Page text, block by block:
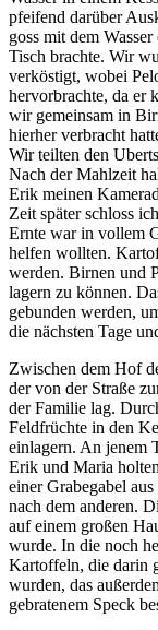
pfeifend darüber
goss mit dem
Tisch brachte. Wir
verköstigt, wobei
hervorbrachte, da er
wir gemeinsam in
hierher verbracht
Wir teilten den
Nach der Mahlzeit
Erik meinen
Zeit später schloss
Ernte war in vollem
helfen wollten.
werden. Birnen und
lagern zu können.
gebunden werden,
die nächsten Tage
Zwischen dem Hof
der von der Straße
der Familie lag.
Feldfrüchte in den
einlagern. An jenem
Erik und Maria
einer Grabegabel
nach dem anderen.
auf einem großen
wurde. In die noch
Kartoffeln, die darin
wurden, das
gebratenem Speck